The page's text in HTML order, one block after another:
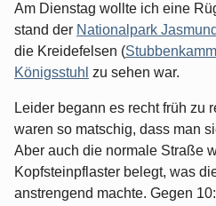
Am Dienstag wollte ich eine
stand der Nationalpark Jasmund
die Kreidefelsen (
Königsstuhl zu sehen war.
Leider begann es recht früh zu
waren so matschig, dass man
Aber auch die normale Straße
Kopfsteinpflaster belegt, was
anstrengend machte. Gegen